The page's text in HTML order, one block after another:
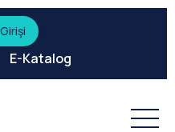
E-Katalog